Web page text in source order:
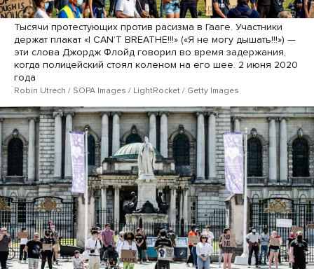
Тысячи протестующих против расизма в Гааге. Участники
держат плакат «I CANʼT BREATHE!!!» («Я не могу дышать!!!») —
эти слова Джордж Флойд говорил во время задержания,
когда полицейский стоял коленом на его шее. 2 июня 2020
года
Robin Utrech / SOPA Images / LightRocket / Getty Images